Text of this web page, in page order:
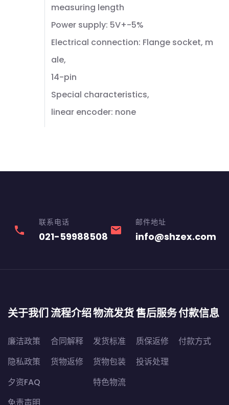
measuring length
Power supply: 5V+-5%
Electrical connection: Flange socket, m
ale,
14-pin
Special characteristics,
linear encoder: none
phone
联系电话
021-59988508 email
邮件地址
info@shzex.com
关于我们
廉洁政策
隐私政策
夕资FAQ
流程介绍
合同解释
货物返修
物流发货
发货标准
货物包装
特色物流
售后服务
质保返修
投诉处理
付款信息
付款方式